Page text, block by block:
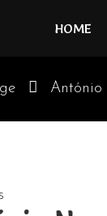
HOME
António